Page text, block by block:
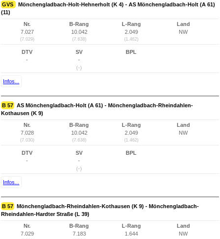
GVS
Mönchengladbach-Holt-Hehnerholt (K 4) - AS Mönchengladbach-Holt (A 61)
(11)
Nr.
7.027
(7.029)
B-Rang
10.042
(7.638)
L-Rang
2.049
(1.462)
Land
NW
DTV
-
SV
-
(-)
BPL
Infos...
B 57 AS Mönchengladbach-Holt (A 61) - Mönchengladbach-Rheindahlen-
Kothausen (K 9)
Nr.
7.028
(7.030)
B-Rang
10.042
(7.638)
L-Rang
2.049
(1.462)
Land
NW
DTV
-
SV
-
(-)
BPL
Infos...
B 57 Mönchengladbach-Rheindahlen-Kothausen (K 9) - Mönchengladbach-
Rheindahlen-Hardter Straße (L 39)
Nr.
7.029
B-Rang
7.183
L-Rang
1.644
Land
NW